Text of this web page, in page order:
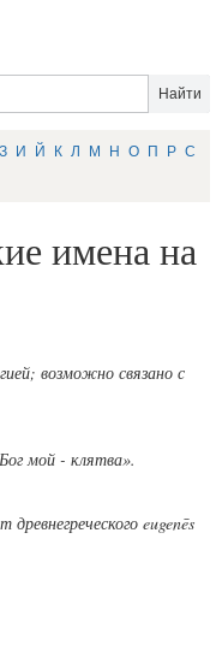
З И Й К Л М Н О П Р С
имена на
возможно связано с
мой - клятва».
eugenēs